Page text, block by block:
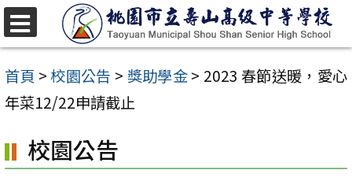
跳
至
主
要
容
區
首頁 >校園公告 > 獎助學金> 2023 春節送暖，愛心
年菜12/22申請截止
校園公告
選
單